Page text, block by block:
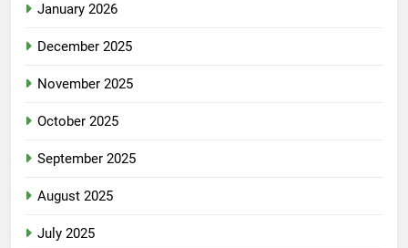
January 2026
December 2025
November 2025
October 2025
September 2025
August 2025
July 2025